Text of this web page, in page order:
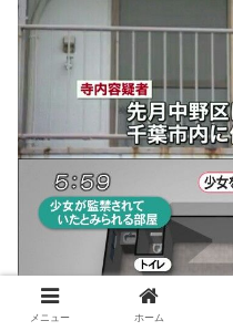
メニュー ホーム